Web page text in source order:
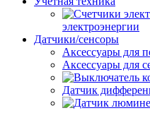
электроэнергии
Датчики/сенсоры
Аксессуары для
Аксессуары для
Датчик